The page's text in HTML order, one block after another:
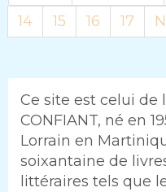
page
précédente
Page
14 Page
15 Page
16 Page
17
Ce site est celui de
CONFIANT, né en
Lorrain en
soixantaine de
littéraires tels que